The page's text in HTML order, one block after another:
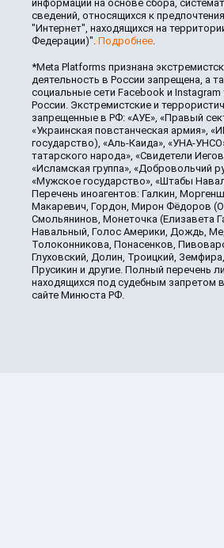
информации на основе сбора,
сведений, относящихся к
"Интернет", находящихся на
Федерации)". Подробнее.
*Meta Platforms признана
деятельность в России запрещена, а
социальные сети Facebook и
России. Экстремистские и
запрещенные в РФ: «АУЕ», «Правый
«Украинская повстанческая армия»,
государство), «Аль-Каида», «УНА-
татарского народа», «Свидетели
«Исламская группа», «Добровольчий
«Мужское государство», «Штабы
Перечень иноагентов: Галкин,
Макаревич, Гордон, Мирон Фёдоров
Смольянинов, Монеточка (Елизавета
Навальный, Голос Америки, Дождь,
Толоконникова, Понасенков,
Глуховский, Долин, Троицкий,
Прусикин и другие. Полный перечень
находящихся под судебным запретом
сайте Минюста РФ.